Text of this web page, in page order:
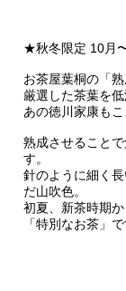
★秋冬限定 10月
お茶屋葉桐の「熟
厳選した茶葉を
あの徳川家康も
熟成させること
す。
針のように細く
だ山吹色。
初夏、新茶時期
「特別なお茶」で